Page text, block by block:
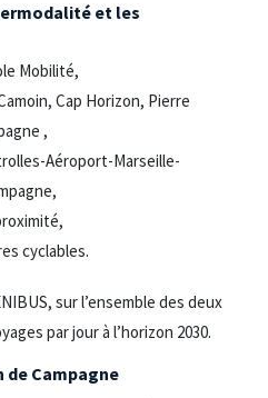
et les
Mobilité,
Cap Horizon, Pierre
,
Aéroport-Marseille-
cyclables.
sur l’ensemble des deux
par jour à l’horizon 2030.
de Campagne